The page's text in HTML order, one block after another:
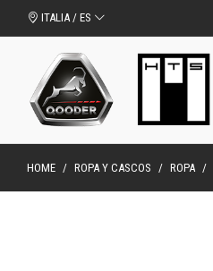
ITALIA / ES
HOME / ROPA Y CASCOS / ROPA /